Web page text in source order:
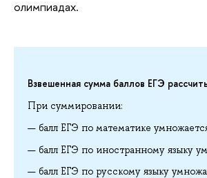
олимпиадах.
Взвешенная сумма баллов ЕГЭ
При суммировании:
балл ЕГЭ по математике
балл ЕГЭ по иностранному языку
балл ЕГЭ по русскому языку